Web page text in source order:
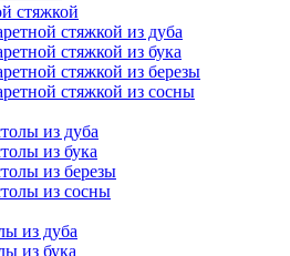
стяжкой
стяжкой из дуба
стяжкой из бука
стяжкой из березы
стяжкой из сосны
из дуба
из бука
из березы
из сосны
из дуба
из бука